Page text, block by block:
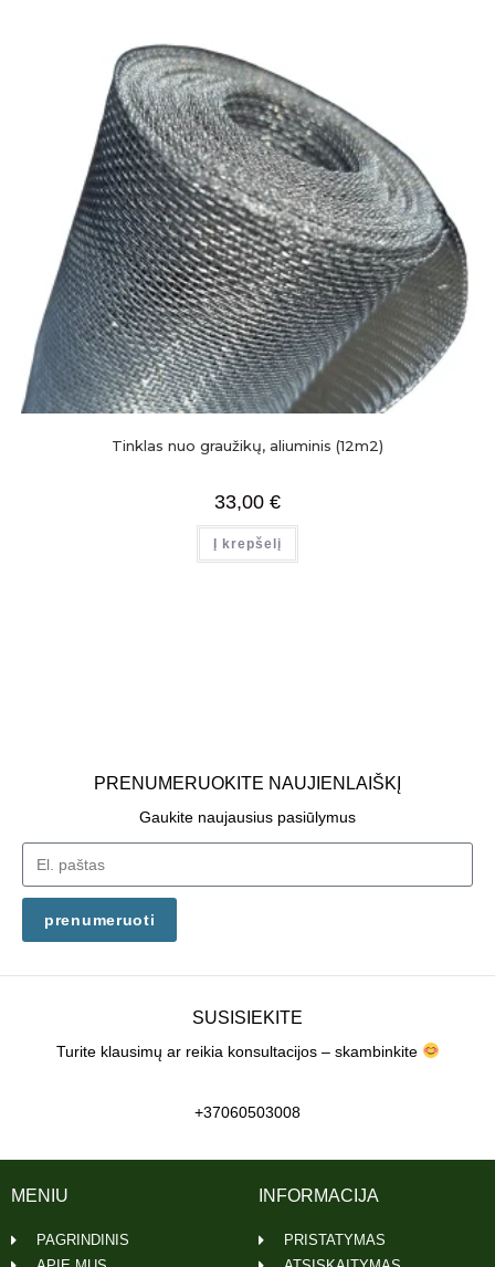
Tinklas nuo graužikų, aliuminis (12m2)
33,00 €
Į krepšelį
PRENUMERUOKITE NAUJIENLAIŠKĮ
Gaukite naujausius pasiūlymus
prenumeruoti
SUSISIEKITE
Turite klausimų ar reikia konsultacijos – skambinkite
+37060503008
INFORMACIJA
PRISTATYMAS
MENIU
PAGRINDINIS